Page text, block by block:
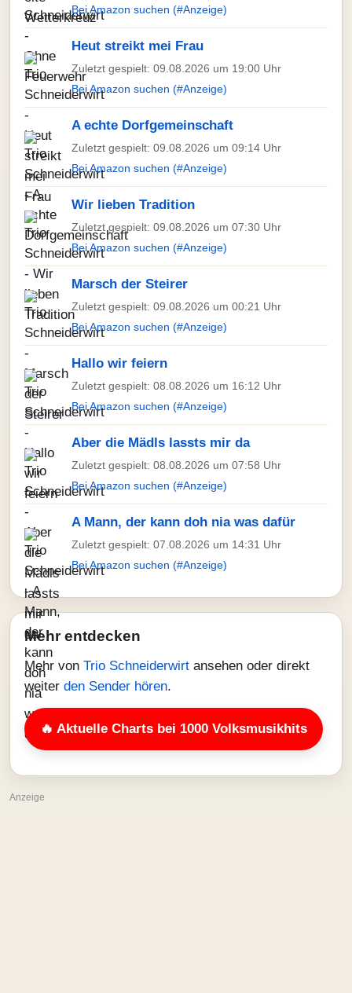
Bei Amazon suchen (#Anzeige)
Heut streikt mei Frau
Zuletzt gespielt: 09.08.2026 um 19:00 Uhr
Bei Amazon suchen (#Anzeige)
A echte Dorfgemeinschaft
Zuletzt gespielt: 09.08.2026 um 09:14 Uhr
Bei Amazon suchen (#Anzeige)
Wir lieben Tradition
Zuletzt gespielt: 09.08.2026 um 07:30 Uhr
Bei Amazon suchen (#Anzeige)
Marsch der Steirer
Zuletzt gespielt: 09.08.2026 um 00:21 Uhr
Bei Amazon suchen (#Anzeige)
Hallo wir feiern
Zuletzt gespielt: 08.08.2026 um 16:12 Uhr
Bei Amazon suchen (#Anzeige)
Aber die Mädls lassts mir da
Zuletzt gespielt: 08.08.2026 um 07:58 Uhr
Bei Amazon suchen (#Anzeige)
A Mann, der kann doh nia was dafür
Zuletzt gespielt: 07.08.2026 um 14:31 Uhr
Bei Amazon suchen (#Anzeige)
Mehr entdecken
Mehr von Trio Schneiderwirt ansehen oder direkt
weiter den Sender hören.
🔥 Aktuelle Charts bei 1000 Volksmusikhits
Anzeige